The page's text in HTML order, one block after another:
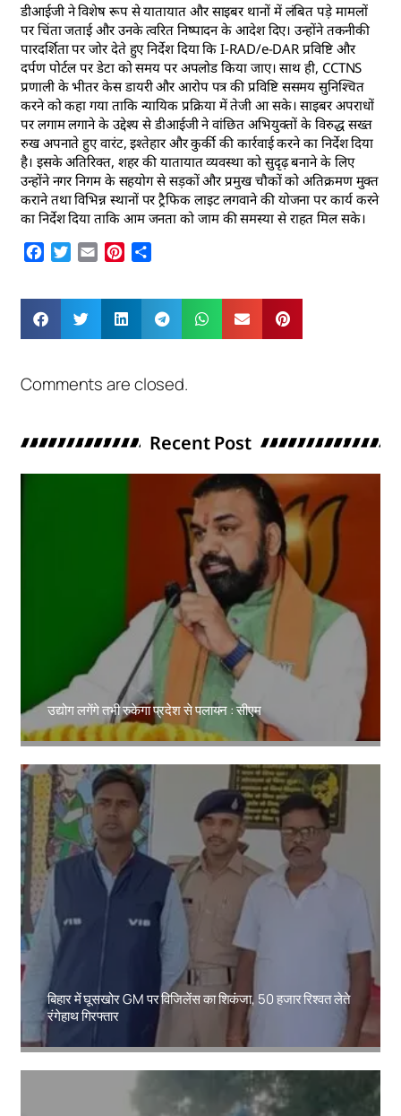
डीआईजी ने विशेष रूप से यातायात और साइबर थानों में लंबित पड़े मामलों
पर चिंता जताई और उनके त्वरित निष्पादन के आदेश दिए। उन्होंने तकनीकी
पारदर्शिता पर जोर देते हुए निर्देश दिया कि I-RAD/e-DAR प्रविष्टि और
दर्पण पोर्टल पर डेटा को समय पर अपलोड किया जाए। साथ ही, CCTNS
प्रणाली के भीतर केस डायरी और आरोप पत्र की प्रविष्टि ससमय सुनिश्चित
करने को कहा गया ताकि न्यायिक प्रक्रिया में तेजी आ सके। साइबर अपराधों
पर लगाम लगाने के उद्देश्य से डीआईजी ने वांछित अभियुक्तों के विरुद्ध सख्त
रुख अपनाते हुए वारंट, इश्तेहार और कुर्की की कार्रवाई करने का निर्देश दिया
है। इसके अतिरिक्त, शहर की यातायात व्यवस्था को सुदृढ़ बनाने के लिए
उन्होंने नगर निगम के सहयोग से सड़कों और प्रमुख चौकों को अतिक्रमण मुक्त
कराने तथा विभिन्न स्थानों पर ट्रैफिक लाइट लगवाने की योजना पर कार्य करने
का निर्देश दिया ताकि आम जनता को जाम की समस्या से राहत मिल सके।
Facebook
Twitter
Email Pinterest
Comments are closed.
Recent Post
उद्योग लगेंगे तभी रुकेगा प्रदेश से पलायन : सीएम
Amit Lekh
बिहार में घूसखोर GM पर विजिलेंस का शिकंजा, 50 हजार रिश्वत लेते
रंगेहाथ गिरफ्तार